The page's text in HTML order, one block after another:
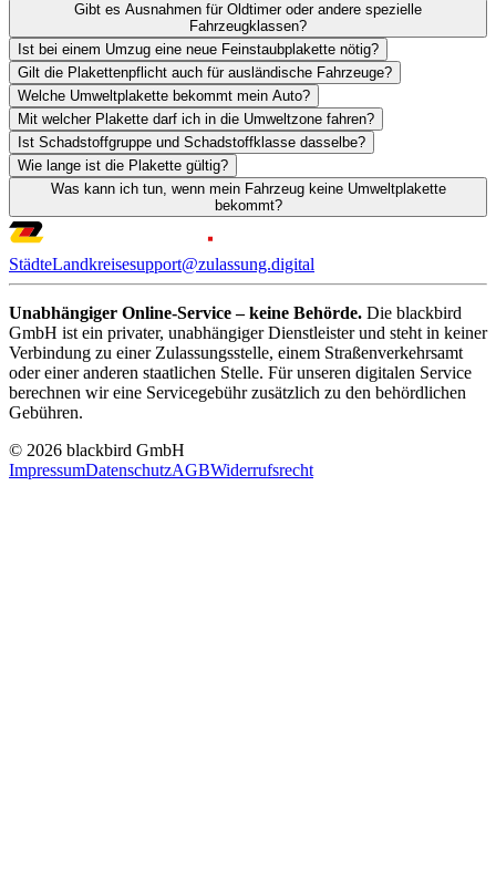
Gibt es Ausnahmen für Oldtimer oder andere spezielle
Fahrzeugklassen?
Ist bei einem Umzug eine neue Feinstaubplakette nötig?
Gilt die Plakettenpflicht auch für ausländische Fahrzeuge?
Welche Umweltplakette bekommt mein Auto?
Mit welcher Plakette darf ich in die Umweltzone fahren?
Ist Schadstoffgruppe und Schadstoffklasse dasselbe?
Wie lange ist die Plakette gültig?
Was kann ich tun, wenn mein Fahrzeug keine Umweltplakette
bekommt?
StädteLandkreisesupport@zulassung.digital
Unabhängiger Online-Service – keine Behörde. Die blackbird
GmbH ist ein privater, unabhängiger Dienstleister und steht in keiner
Verbindung zu einer Zulassungsstelle, einem Straßenverkehrsamt
oder einer anderen staatlichen Stelle. Für unseren digitalen Service
berechnen wir eine Servicegebühr zusätzlich zu den behördlichen
Gebühren.
© 2026 blackbird GmbH
ImpressumDatenschutzAGBWiderrufsrecht